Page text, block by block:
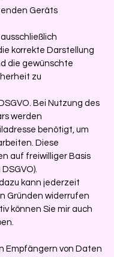
Geräts
korrekte Darstellung
die gewünschte
zu
Bei Nutzung des
werden
benötigt, um
Diese
auf freiwilliger Basis
kann jederzeit
Gründen widerrufen
können Sie mir auch
Empfängern von Daten